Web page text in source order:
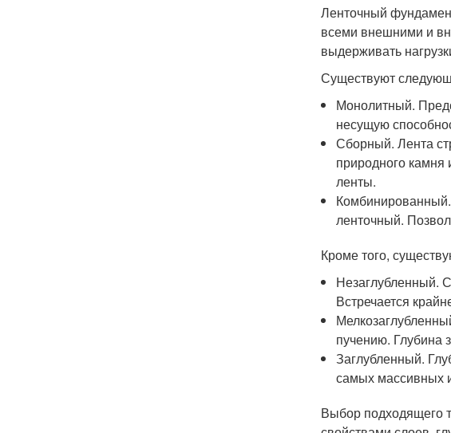
Ленточный
всеми внешними и
выдерживать
Существуют
Монолитный.
несущую
Сборный. Лента
природного камня
ленты.
ленточный.
Кроме того,
Незаглубленный.
Встречается
пучению. Глубина
Заглубленный.
самых массивных
Выбор подходящего